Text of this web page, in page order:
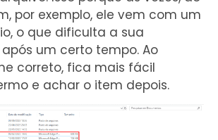
por exemplo, ele vem com um
o que dificulta a sua
um certo tempo. Ao
correto, fica mais fácil
e achar o item depois.